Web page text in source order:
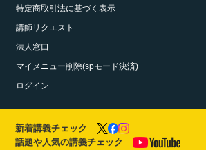
特定商取引法に基づく表示
講師リクエスト
法人窓口
マイメニュー削除(spモード決済)
ログイン
新着講義チェック
話題や人気の講義チェック